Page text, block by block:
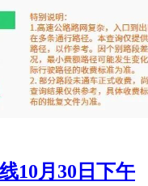
10月30日下午